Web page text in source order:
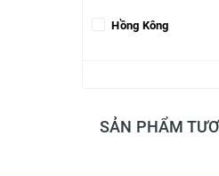
Hồng Kông
SẢN PHẨM